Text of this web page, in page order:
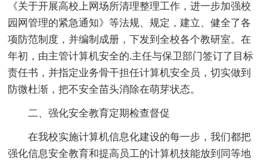
《关于开展高校上网场所清理整理工作，进一步加强校
园网管理的紧急通知》等法规、规定，建立、健全了各
项防范制度，并编制成册，下发到全校各个教研室。在
年初，由主管计算机安全的.主任与保卫部门签订了目标
责任书，并指定业务骨干担任计算机安全员，切实做到
防微杜渐，把不安全苗头消除在萌芽状态。
二、强化安全教育定期检查督促
在我校实施计算机信息化建设的每一步，我们都把
强化信息安全教育和提高员工的计算机技能放到同等地